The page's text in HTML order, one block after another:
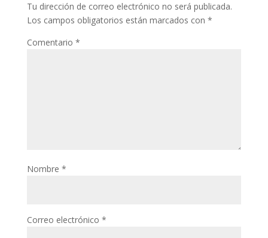
Tu dirección de correo electrónico no será publicada.
Los campos obligatorios están marcados con *
Comentario *
Nombre *
Correo electrónico *